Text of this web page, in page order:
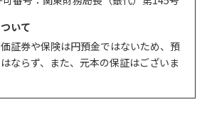
いて
証券や保険は円預金ではないため、預
ならず、また、元本の保証はございま